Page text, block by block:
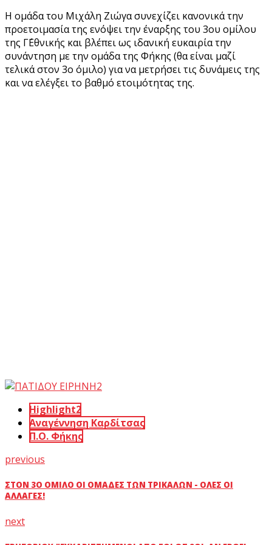
Η ομάδα του Μιχάλη Ζιώγα συνεχίζει κανονικά την
προετοιμασία της ενόψει την έναρξης του 3ου ομίλου
της Γ΄Εθνικής και βλέπει ως ιδανική ευκαιρία την
συνάντηση με την ομάδα της Φήκης (θα είναι μαζί
τελικά στον 3ο όμιλο) για να μετρήσει τις δυνάμεις της
και να ελέγξει το βαθμό ετοιμότητας της.
Highlight2
Αναγέννηση Καρδίτσας
Π.Ο. Φήκης
previous
ΣΤΟΝ 3Ο ΌΜΙΛΟ ΟΙ ΟΜΆΔΕΣ ΤΩΝ ΤΡΙΚΆΛΩΝ - ΌΛΕΣ ΟΙ
ΑΛΛΑΓΈΣ!
next